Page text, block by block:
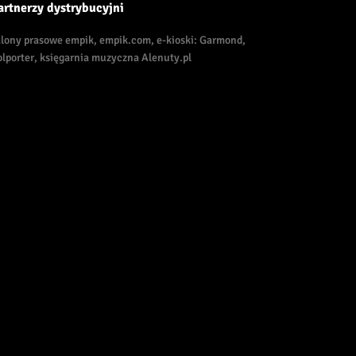
dystrybucyjni
prasowe empik, empik.com, e-kioski: Garmond,
księgarnia muzyczna Alenuty.pl